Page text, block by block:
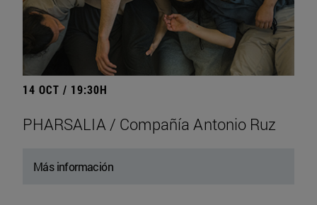
14 OCT / 19:30H
PHARSALIA / Compañía Antonio Ruz
Más información